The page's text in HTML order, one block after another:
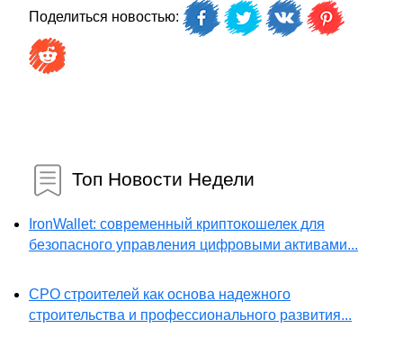
Поделиться новостью:
Топ Новости Недели
IronWallet: современный криптокошелек для
безопасного управления цифровыми активами...
СРО строителей как основа надежного
строительства и профессионального развития...